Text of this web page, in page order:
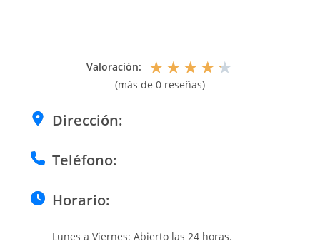
Valoración: ★★★★★
(más de 0 reseñas)
Dirección:
Teléfono:
Horario:
Lunes a Viernes: Abierto las 24 horas.